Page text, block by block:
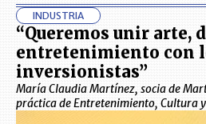
INDUSTRIA
“Queremos unir arte,
entretenimiento con
inversionistas”
María Claudia Martínez, socia de
práctica de Entretenimiento, Cultura